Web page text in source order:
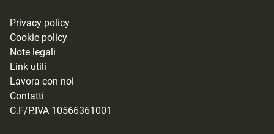
Privacy policy
Cookie policy
Note legali
Link utili
Lavora con noi
Contatti
C.F/P.IVA 10566361001